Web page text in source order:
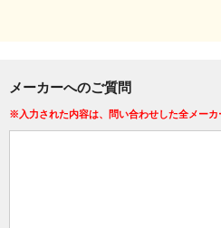
メーカーへのご質問
※入力された内容は、問い合わせした全メーカ